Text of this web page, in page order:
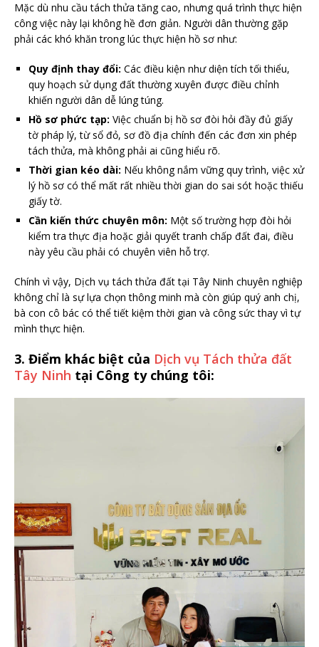
Mặc dù nhu cầu tách thửa tăng cao, nhưng quá trình thực hiện
công việc này lại không hề đơn giản. Người dân thường gặp
phải các khó khăn trong lúc thực hiện hồ sơ như:
Quy định thay đổi: Các điều kiện như diện tích tối thiểu,
quy hoạch sử dụng đất thường xuyên được điều chỉnh
khiến người dân dễ lúng túng.
Hồ sơ phức tạp: Việc chuẩn bị hồ sơ đòi hỏi đầy đủ giấy
tờ pháp lý, từ sổ đỏ, sơ đồ địa chính đến các đơn xin phép
tách thửa, mà không phải ai cũng hiểu rõ.
Thời gian kéo dài: Nếu không nắm vững quy trình, việc xử
lý hồ sơ có thể mất rất nhiều thời gian do sai sót hoặc thiếu
giấy tờ.
Cần kiến thức chuyên môn: Một số trường hợp đòi hỏi
kiểm tra thực địa hoặc giải quyết tranh chấp đất đai, điều
này yêu cầu phải có chuyên viên hỗ trợ.
Chính vì vậy, Dịch vụ tách thửa đất tại Tây Ninh chuyên nghiệp
không chỉ là sự lựa chọn thông minh mà còn giúp quý anh chị,
bà con cô bác có thể tiết kiệm thời gian và công sức thay vì tự
mình thực hiện.
3. Điểm khác biệt của Dịch vụ Tách thửa đất
Tây Ninh tại Công ty chúng tôi: